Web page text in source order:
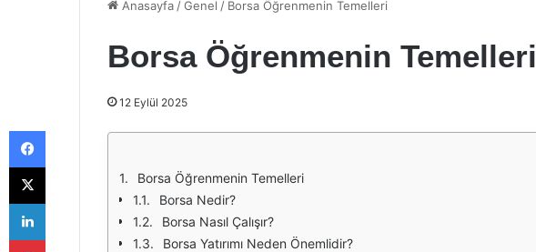
Anasayfa /Genel / Borsa Öğrenmenin Temelleri
Borsa Öğrenmenin Temelleri
12 Eylül 2025
Borsa Öğrenmenin Temelleri
Borsa Nedir?
Borsa Nasıl Çalışır?
Borsa Yatırımı Neden Önemlidir?
Facebook
X
LinkedIn
Pinterest